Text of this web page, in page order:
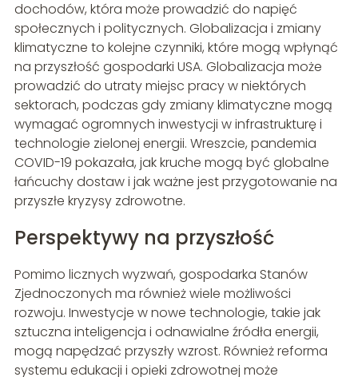
dochodów, która może prowadzić do napięć
społecznych i politycznych. Globalizacja i zmiany
klimatyczne to kolejne czynniki, które mogą wpłynąć
na przyszłość gospodarki USA. Globalizacja może
prowadzić do utraty miejsc pracy w niektórych
sektorach, podczas gdy zmiany klimatyczne mogą
wymagać ogromnych inwestycji w infrastrukturę i
technologie zielonej energii. Wreszcie, pandemia
COVID-19 pokazała, jak kruche mogą być globalne
łańcuchy dostaw i jak ważne jest przygotowanie na
przyszłe kryzysy zdrowotne.
Perspektywy na przyszłość
Pomimo licznych wyzwań, gospodarka Stanów
Zjednoczonych ma również wiele możliwości
rozwoju. Inwestycje w nowe technologie, takie jak
sztuczna inteligencja i odnawialne źródła energii,
mogą napędzać przyszły wzrost. Również reforma
systemu edukacji i opieki zdrowotnej może